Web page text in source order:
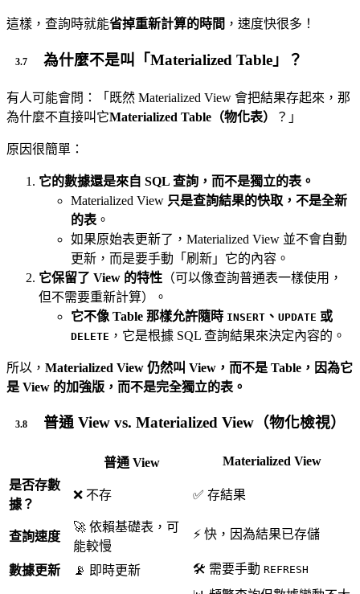
這樣，查詢時就能省掉重新計算的時間 ，速度快很多！
為什麼不是叫「Materialized Table」？
有人可能會問：「既然 Materialized View 會把結果存起來，那
為什麼不直接叫它Materialized Table（物化表） ？」
原因很簡單：
它的數據還是來自 SQL 查詢，而不是獨立的表。
Materialized View 只是查詢結果的快取，不是全新
的表 。
如果原始表更新了，Materialized View 並不會自動
更新，而是要手動「刷新」它的內容。
它保留了 View 的特性 （可以像查詢普通表一樣使用，
但不需要重新計算）。
它不像 Table 那樣允許隨時 INSERT 、 UPDATE 或
DELETE ，它是根據 SQL 查詢結果來決定內容的。
所以， Materialized View 仍然叫 View，而不是 Table，因為它
是 View 的加強版，而不是完全獨立的表。
普通 View vs. Materialized View（物化檢視）
普通 View
Materialized View
是否存數
據？
❌ 不存 ✅ 存結果
查詢速度
🚀 依賴基礎表，可
能較慢
⚡ 快，因為結果已存儲
數據更新 📡 即時更新 🛠 需要手動 REFRESH